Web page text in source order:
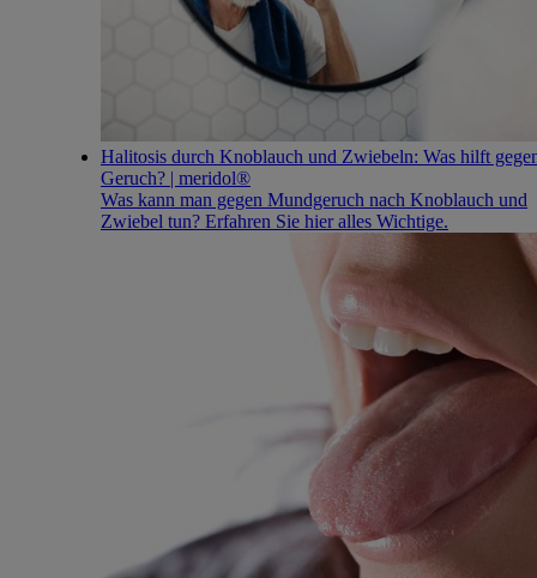
Halitosis durch Knoblauch und Zwiebeln: Was hilft
Geruch? | meridol®
Was kann man gegen Mundgeruch nach Knoblauch und
Zwiebel tun? Erfahren Sie hier alles Wichtige.